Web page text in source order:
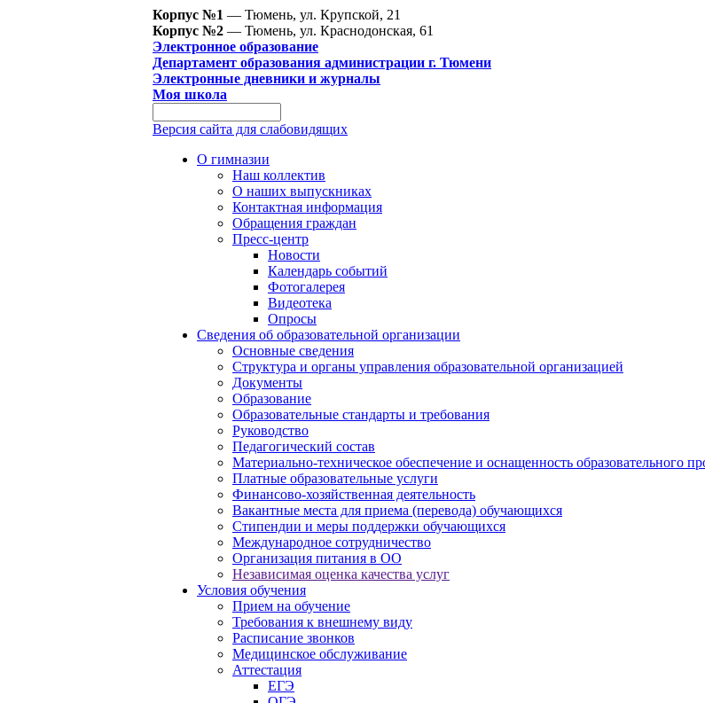
Корпус №1 — Тюмень, ул. Крупской, 21
Корпус №2 — Тюмень, ул. Краснодонская, 61
Электронное образование
Департамент образования администрации г. Тюмени
Электронные дневники и журналы
Моя школа
Версия сайта для слабовидящих
О гимназии
Наш коллектив
О наших выпускниках
Контактная информация
Обращения граждан
Пресс-центр
Новости
Календарь событий
Фотогалерея
Видеотека
Опросы
Сведения об образовательной организации
Основные сведения
Структура и органы управления образовательной организацией
Документы
Образование
Образовательные стандарты и требования
Руководство
Педагогический состав
Материально-техническое обеспечение и оснащенность образовательного
Платные образовательные услуги
Финансово-хозяйственная деятельность
Вакантные места для приема (перевода) обучающихся
Стипендии и меры поддержки обучающихся
Международное сотрудничество
Организация питания в ОО
Независимая оценка качества услуг
Условия обучения
Прием на обучение
Требования к внешнему виду
Расписание звонков
Медицинское обслуживание
Аттестация
ЕГЭ